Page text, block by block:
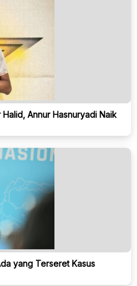
Annur Hasnuryadi Naik
yang Terseret Kasus